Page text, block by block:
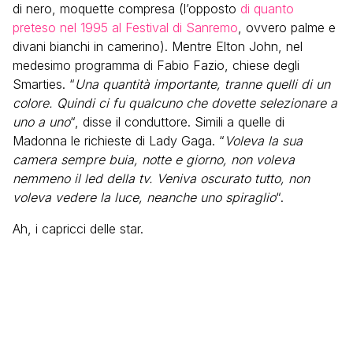
di nero, moquette compresa (l’opposto di quanto
preteso nel 1995 al Festival di Sanremo, ovvero palme e
divani bianchi in camerino). Mentre Elton John, nel
medesimo programma di Fabio Fazio, chiese degli
Smarties. “Una quantità importante, tranne quelli di un
colore. Quindi ci fu qualcuno che dovette selezionare a
uno a uno“, disse il conduttore. Simili a quelle di
Madonna le richieste di Lady Gaga. “ Voleva la sua
camera sempre buia, notte e giorno, non voleva
nemmeno il led della tv. Veniva oscurato tutto, non
voleva vedere la luce, neanche uno spiraglio“.
Ah, i capricci delle star.